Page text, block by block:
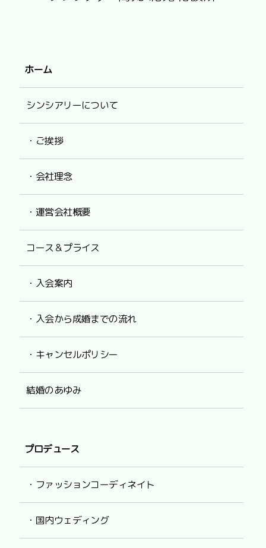
ホーム
シンシアリーについて
・ご挨拶
・会社理念
・運営会社概要
コース＆プライス
・入会案内
・入会から成婚までの流れ
・キャンセルポリシー
結婚のあゆみ
プロデュース
・ファッションコーディネイト
・国内ウェディング